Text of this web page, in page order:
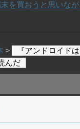
を買おうと思いな
>
『アンドロイド
んだ